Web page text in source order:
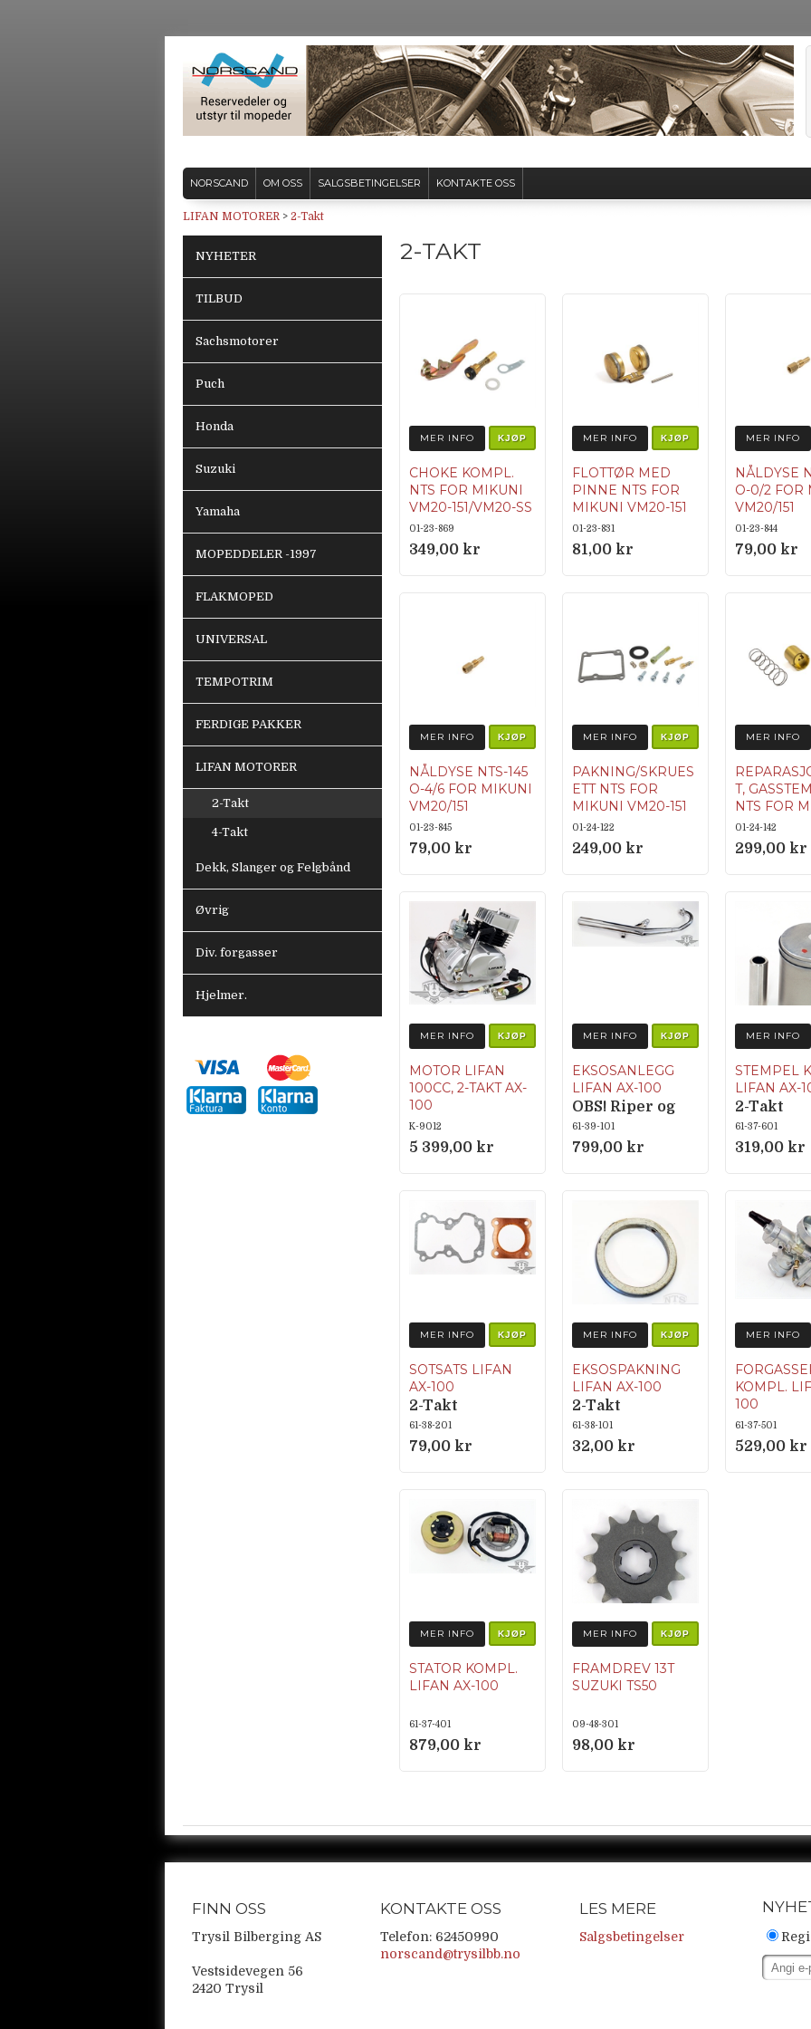
NORSCAND OM OSS SALGSBETINGELSER KONTAKTE OSS
LIFAN MOTORER > 2-Takt
NYHETER
TILBUD
Sachsmotorer
Puch
Honda
Suzuki
Yamaha
MOPEDDELER -1997
FLAKMOPED
UNIVERSAL
TEMPOTRIM
FERDIGE PAKKER
LIFAN MOTORER
2-Takt
4-Takt
Dekk, Slanger og Felgbånd
Øvrig
Div. forgasser
Hjelmer.
2-TAKT
MER INFO KJØP
CHOKE KOMPL.
NTS FOR MIKUNI
VM20-151/VM20-SS
01-23-869
349,00 kr
MER INFO KJØP
FLOTTØR MED
PINNE NTS FOR
MIKUNI VM20-151
01-23-831
81,00 kr
MER INFO
NÅLDYSE
O-0/2 FOR
VM20/151
Størrelse:
Gjenge
M7x0,75
Merking:
01-23-844
79,00 kr
MER INFO KJØP
NÅLDYSE NTS-145
O-4/6 FOR MIKUNI
VM20/151
Størrelse: 2,63
Gjenge for
Lengde: 27,5
mm Gjenge
(tilkobling):
M7x0,75
Merking: 145 O-
4/6
01-23-845
79,00 kr
MER INFO KJØP
PAKNING/SKRUES
ETT NTS FOR
MIKUNI VM20-151
01-24-122
249,00 kr
MER INFO
T,
NTS FOR
VM20
01-24-142
299,00 kr
MER INFO KJØP
MOTOR LIFAN
100CC, 2-TAKT AX-
100
4-girs. Manuell
clutch &
K-9012
5 399,00 kr
MER INFO KJØP
EKSOSANLEGG
LIFAN AX-100
OBS! Riper og
bulker kan
forekomme.
61-39-101
799,00 kr
MER INFO
STEMPEL
LIFAN AX-
2-Takt
61-37-601
319,00 kr
MER INFO KJØP
SOTSATS LIFAN
AX-100
2-Takt
61-38-201
79,00 kr
MER INFO KJØP
EKSOSPAKNING
LIFAN AX-100
2-Takt
61-38-101
32,00 kr
MER INFO
KOMPL.
100
2-Takt
61-37-501
529,00 kr
MER INFO KJØP
STATOR KOMPL.
LIFAN AX-100
61-37-401
879,00 kr
MER INFO KJØP
FRAMDREV 13T
SUZUKI TS50
09-48-301
98,00 kr
FINN OSS
Trysil Bilberging AS
Vestsidevegen 56
2420 Trysil
KONTAKTE OSS
Telefon: 62450990
norscand@trysilbb.no
LES MERE
Salgsbetingelser